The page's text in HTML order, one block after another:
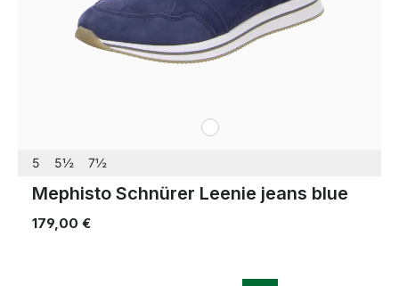
weiß
5 5½ 7½
Mephisto Schnürer Leenie jeans blue
179,00 €